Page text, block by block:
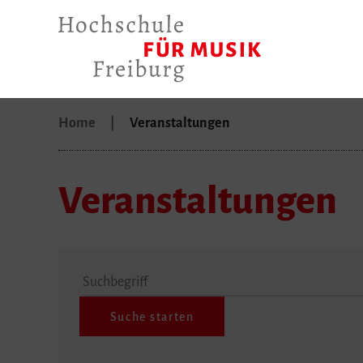
Home Veranstaltungen
Veranstaltungen
Suchbegriff